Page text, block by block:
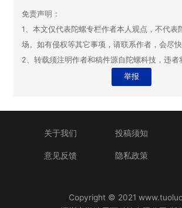
免责声明：
1、本文仅代表陀螺专栏作者本人观点，不代表
场。如有侵权等其它事项，请联系作者，会尽快
2、转载须注明作者和稿件源自陀螺科技，违者
举报
关于我们 投稿须知
意见反馈 隐私政策
Copyright © 2021